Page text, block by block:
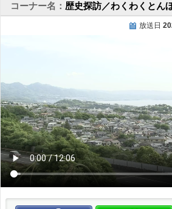
コーナー名： 歴史探訪／わくわくとん
放送日